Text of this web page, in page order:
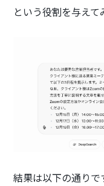
という役割を与えて
結果は以下の通りで